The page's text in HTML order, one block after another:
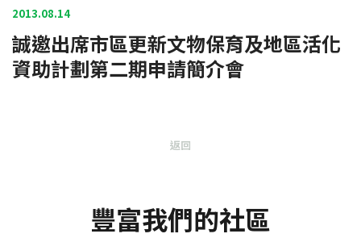
2013.08.14
誠邀出席市區更新文物保育及地區活化
資助計劃第二期申請簡介會
返回
豐富我們的社區